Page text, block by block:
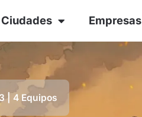
Ciudades Empresas
| 4 Equipos